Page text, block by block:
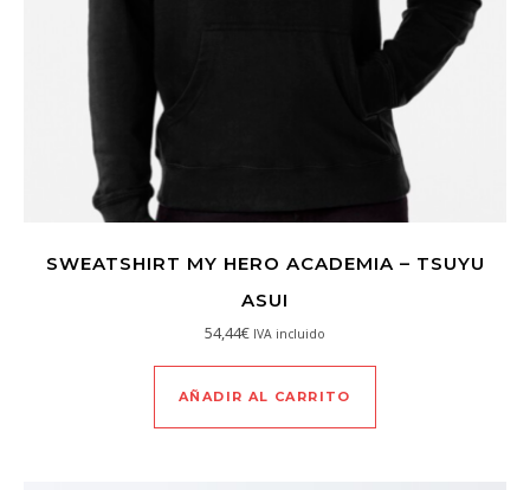
SWEATSHIRT MY HERO ACADEMIA – TSUYU
ASUI
54,44€ IVA incluido
AÑADIR AL CARRITO